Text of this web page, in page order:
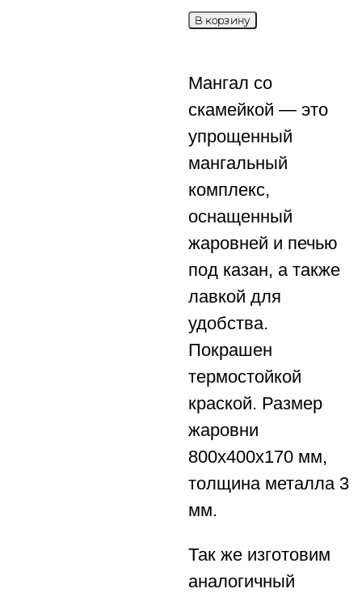
В корзину
Мангал со
скамейкой — это
упрощенный
мангальный
комплекс,
оснащенный
жаровней и печью
под казан, а также
лавкой для
удобства.
Покрашен
термостойкой
краской. Размер
жаровни
800х400х170 мм,
толщина металла 3
мм.
Так же изготовим
аналогичный